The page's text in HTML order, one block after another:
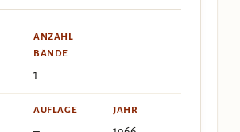
ANZAHL
BÄNDE
1
AUFLAGE JAHR